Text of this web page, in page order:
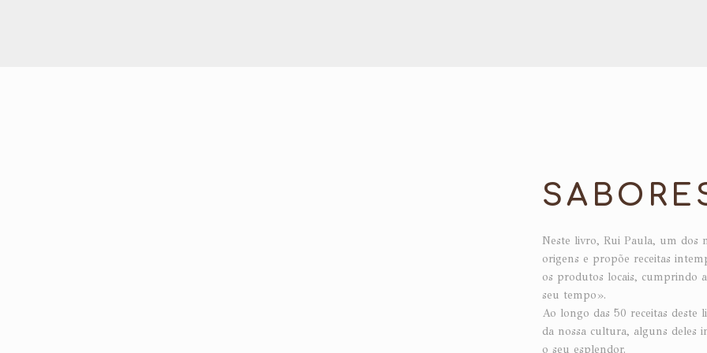
Neste livro, Rui Paula, um dos
origens e propõe receitas
os produtos locais, cumprindo
seu tempo».
Ao longo das 50 receitas deste
da nossa cultura, alguns deles
o seu esplendor.